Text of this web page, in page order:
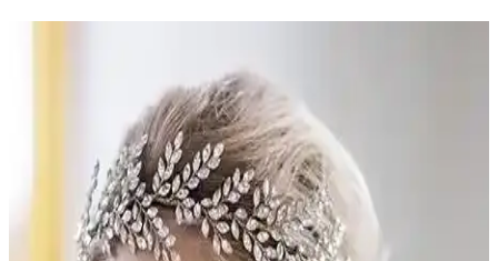
Düğün sıklığı gelin tacı tercihlerinde doğrudan etkili olmamakla
birlikte, tasarım ve kültürel faktörler ön plandadır. Kişisel zevkler ve
düğün temaları önemli rol oynar.
En Güzel Gelin Tacı ve Toka Özellikleri: Tasarım,
Malzeme ve Uyum Kriterleri